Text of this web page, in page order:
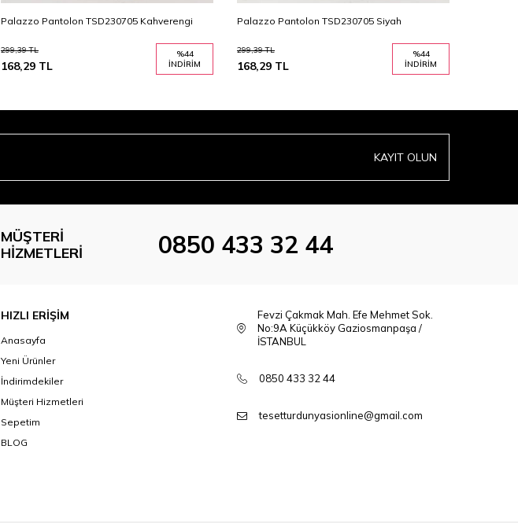
Palazzo Pantolon TSD230705 Kahverengi
299,39TL
168,29 TL
%44
İNDIRIM
Palazzo Pantolon TSD230705 Siyah
299,39TL
168,29 TL
%44
İNDIRIM
KAYIT OLUN
MÜŞTERI
HIZMETLERI
0850 433 32 44
HIZLI ERİŞİM
Anasayfa
Yeni Ürünler
İndirimdekiler
Müşteri Hizmetleri
Sepetim
BLOG
Fevzi Çakmak Mah. Efe Mehmet Sok.
No:9A Küçükköy Gaziosmanpaşa /
İSTANBUL
0850 433 32 44
tesetturdunyasionline@gmail.com